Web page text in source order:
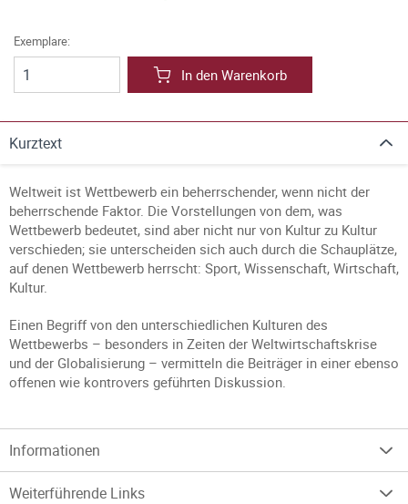
Exemplare:
In den Warenkorb
Kurztext
Weltweit ist Wettbewerb ein beherrschender, wenn nicht der
beherrschende Faktor. Die Vorstellungen von dem, was
Wettbewerb bedeutet, sind aber nicht nur von Kultur zu Kultur
verschieden; sie unterscheiden sich auch durch die Schauplätze,
auf denen Wettbewerb herrscht: Sport, Wissenschaft, Wirtschaft,
Kultur.
Einen Begriff von den unterschiedlichen Kulturen des
Wettbewerbs – besonders in Zeiten der Weltwirtschaftskrise
und der Globalisierung – vermitteln die Beiträger in einer ebenso
offenen wie kontrovers geführten Diskussion.
Informationen
Weiterführende Links